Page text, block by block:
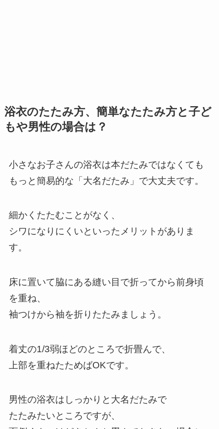
浴衣のたたみ方、簡単なたたみ方と子ど
もや男性の場合は？
小さなお子さんの浴衣は本だたみではなくても
もっと簡易的な「大名だたみ」で大丈夫です。
細かくたたむことがなく、
シワになりにくいといったメリットがありま
す。
床に置いて脇にある縫い目で折ってから前身頃
を重ね、
袖つけから袖を折りたたみましょう。
着丈の1/3弱ほどのところで折畳んで、
上部を重ねたためばOKです。
男性の浴衣はしっかりと大名だたみで
たたみたいところですが、